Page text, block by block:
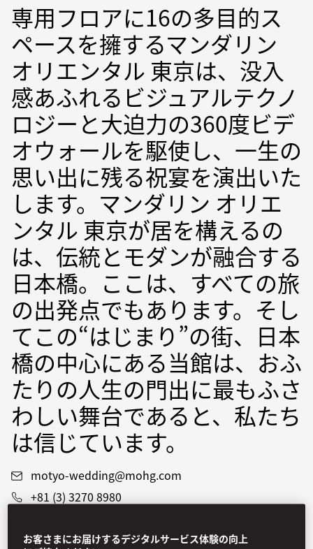
専用フロアに16の多目的ス
ペースを擁するマンダリン
オリエンタル 東京は、没入
感あふれるビジュアルテクノ
ロジーと大迫力の360度ビデ
オウォールを駆使し、一生の
思い出に残る祝宴を演出いた
します。マンダリン オリエ
ンタル 東京が居を構えるの
は、伝統とモダンが融合する
日本橋。ここは、すべての旅
の出発点でもあります。そし
てこの“はじまり”の街、日本
橋の中心にある当館は、おふ
たりの人生の門出に最もふさ
わしい舞台であると、私たち
は信じています。
motyo-wedding@mohg.com
+81 (3) 3270 8980
フロアマップ
お客さまにお届けするデジタルサービス体験の向上